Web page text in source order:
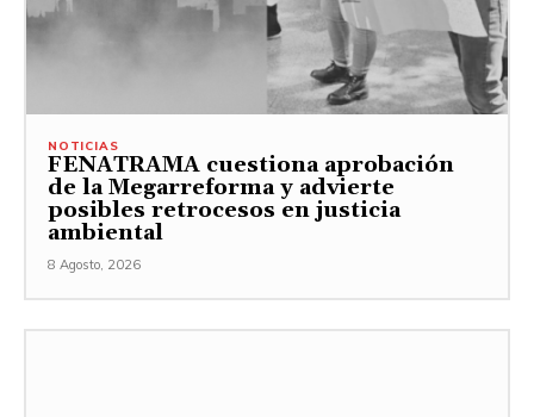
NOTICIAS
FENATRAMA cuestiona aprobación
de la Megarreforma y advierte
posibles retrocesos en justicia
ambiental
8 Agosto, 2026